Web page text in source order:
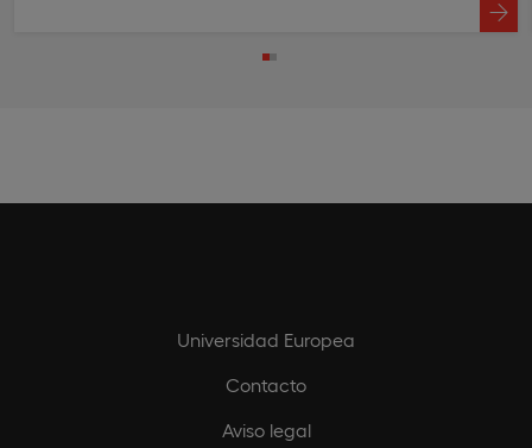
Universidad Europea
Contacto
Aviso legal